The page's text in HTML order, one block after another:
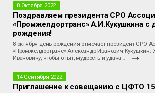
8 Октября 2022
Поздравляем президента СРО
«Промжелдортранс» А.И.Кукушкина с
рождения!
8 октября день рождения отмечает президент СРО
«Промжелдортранс» Александр Иванович Кукушкин.
Ивановичу, чтобы опыт, мудрость и удача…
14 Сентября 2022
Приглашение к совещанию с ЦФТО